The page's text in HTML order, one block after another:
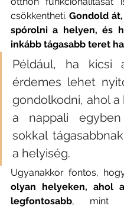
csökkentheti. Gondold
spórolni a helyen, és
inkább tágasabb teret
Például, ha kicsi
érdemes lehet
gondolkodni, ahol a
a nappali
sokkal
a helyiség.
Ugyanakkor fontos,
olyan helyeken, ahol
legfontosabb, mint